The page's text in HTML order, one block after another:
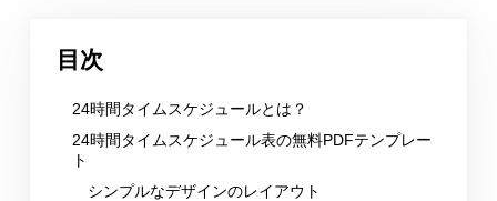
目次
24時間タイムスケジュールとは？
24時間タイムスケジュール表の無料PDFテンプレー
ト
シンプルなデザインのレイアウト